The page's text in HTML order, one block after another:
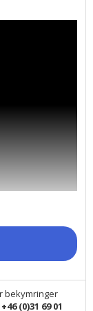
forurenende
mærker.
rent og blødt
bekymringer
(0)31 69 01